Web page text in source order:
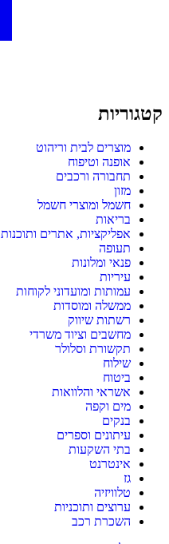
קטגוריות
מוצרים לבית וריהוט
אופנה וטיפוח
תחבורה ורכבים
מזון
חשמל ומוצרי חשמל
בריאות
אפליקציות, אתרים ותוכנות
תעופה
פנאי ומלונות
עיריות
עמותות ומועדוני לקוחות
ממשלה ומוסדות
רשתות שיווק
מחשבים וציוד משרדי
תקשורת וסלולר
שילוח
ביטוח
אשראי והלוואות
מים וקפה
בנקים
עיתונים וספרים
בתי השקעות
אינטרנט
גז
טלוויזיה
ערוצים ותוכניות
השכרת רכב